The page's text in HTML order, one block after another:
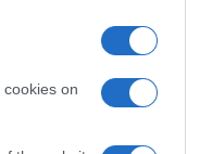
on
pubblicate sul sito web!